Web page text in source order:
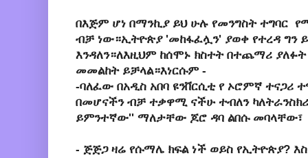
በእጅም ሆነ በማንኪያ ይህ ሁሉ የመንግስት ተግባር
ብቻ ነው።ኢትዮጵያ 'መከፋፈሏን' ያወቀ የተረዳ ግን
እንዳለን።ለእዚህም ከሰሞኑ ክስተት በተጨማሪ
መመልከት ይቻላል።እነርሱም -
-ባለፈው በአዲስ አበባ ዩንቨርሲቲ የ ኦሮምኛ ተናጋሪ
በመሆናችን ብቻ ተቃዋሚ ናችሁ ተብለን
ይምንተኛው'' ማለታቸው ጆሮ ዳባ ልበሱ መባላቸው፣
- ጅጅጋ ዛሬ የሱማሌ ክፍል ነች ወይስ የኢትዮጵያ?